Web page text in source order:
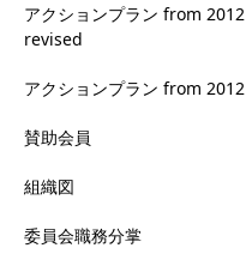
アクションプラン from 2012
revised
アクションプラン from 2012
賛助会員
組織図
委員会職務分掌